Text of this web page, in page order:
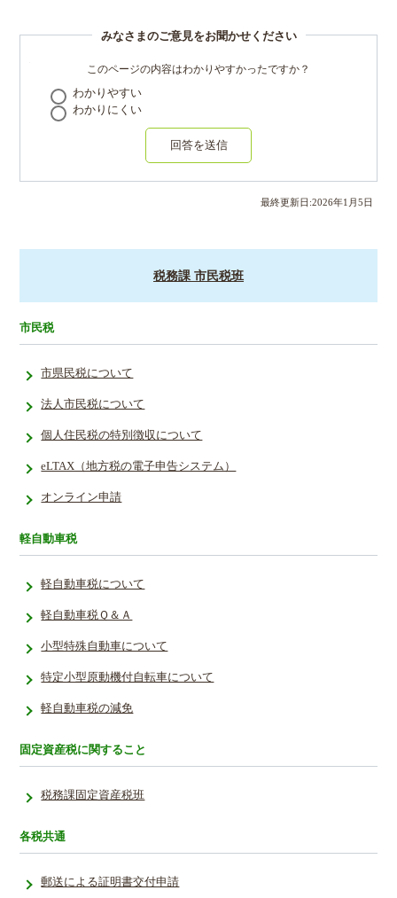
みなさまのご意見をお聞かせください
このページの内容はわかりやすかったですか？
わかりやすい
わかりにくい
回答を送信
最終更新日:2026年1 月5日
税務課 市民税班
市民税
市県民税について
法人市民税について
個人住民税の特別徴収について
eLTAX（地方税の電子申告システム）
オンライン申請
軽自動車税
軽自動車税について
軽自動車税Ｑ＆Ａ
小型特殊自動車について
特定小型原動機付自転車について
軽自動車税の減免
固定資産税に関すること
税務課固定資産税班
各税共通
郵送による証明書交付申請